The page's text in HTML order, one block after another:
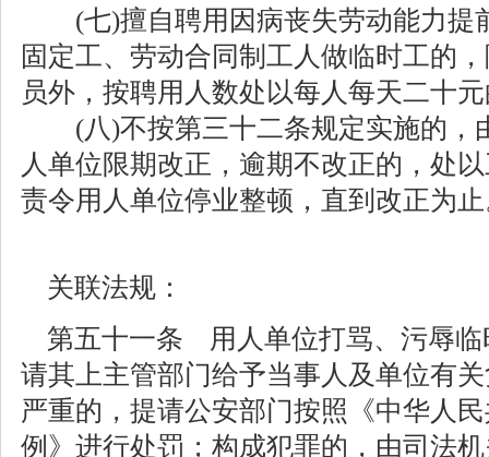
(七)擅自聘用因病丧失劳动能力提
固定工、劳动合同制工人做临时工的
员外，按聘用人数处以每人每天二十
(八)不按第三十二条规定实施的，
人单位限期改正，逾期不改正的，处
责令用人单位停业整顿，直到改正为
关联法规：
第五十一条 用人单位打骂、污辱临
请其上主管部门给予当事人及单位有
严重的，提请公安部门按照《中华人
例》进行处罚；构成犯罪的，由司法